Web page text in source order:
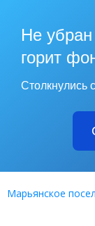
Не
горит
Столкнулись
Марьянское